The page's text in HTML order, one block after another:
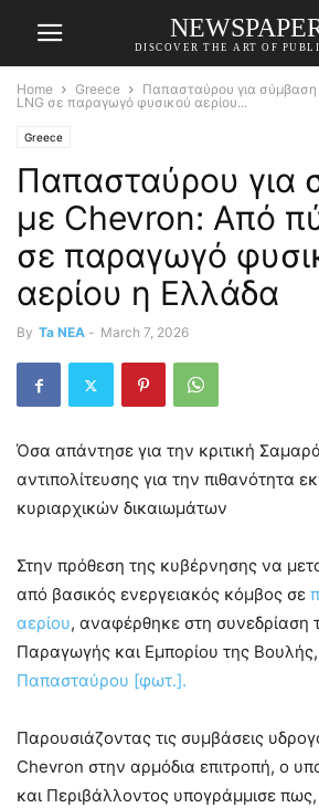
DISCOVER THE ART OF
Home Greece
Παπασταύρου για
LNG σε παραγωγό φυσικού αερίου...
Greece
Παπασταύρου για
με Chevron: Από
σε παραγωγό
αερίου η Ελλάδα
By Ta NEA - March 7, 2026
Όσα απάντησε για την κριτική Σαμαρά
αντιπολίτευσης για την πιθανότητα
κυριαρχικών δικαιωμάτων
Στην πρόθεση της κυβέρνησης να
από βασικός ενεργειακός κόμβος σε
αερίου, αναφέρθηκε στη συνεδρίαση
Παραγωγής και Εμπορίου της
Παπασταύρου [φωτ.].
Παρουσιάζοντας τις συμβάσεις
Chevron στην αρμόδια επιτροπή, ο
και Περιβάλλοντος υπογράμμισε